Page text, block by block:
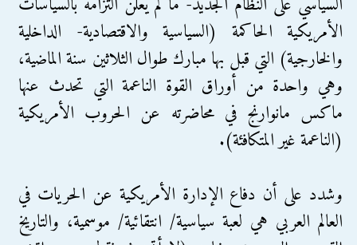
الأمريكية الحاكمة (السياسية والاقتصادية- الداخلية
والخارجية) التي قبل بها مبارك طوال الثلاثين سنة الماضية،
وهي واحدة من أوراق القوة الناعمة التي تحدث عنها
ماكس مانوارنج في محاضرته عن الحروب الأمريكية
(الناعمة غير المتكافئة).
وشدد على أن دفاع الإدارة الأمريكية عن الحريات في
العالم العربي هي لعبة سياسية/ انتقائية/ موسمية، والتاريخ